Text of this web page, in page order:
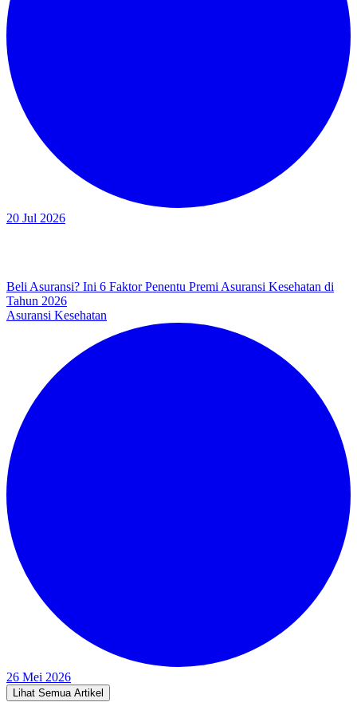
20 Jul 2026
Beli Asuransi? Ini 6 Faktor Penentu Premi Asuransi Kesehatan di
Tahun 2026
Asuransi Kesehatan
26 Mei 2026
Lihat Semua Artikel